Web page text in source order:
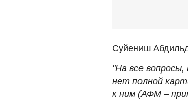
Суйениш
"На все
нет полной
к ним (АФМ –